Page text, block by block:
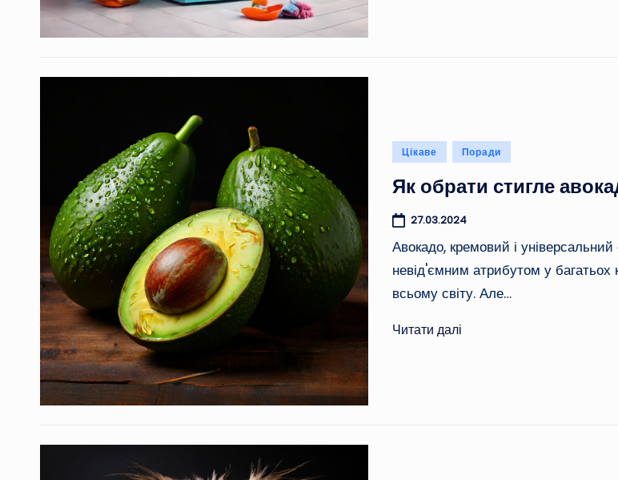
Опубліковано
Цікаве Поради
Як обрати стигле
27.03.2024
Авокадо, кремовий і
невід'ємним атрибутом у багатьох
всьому світу. Але…
Читати далі